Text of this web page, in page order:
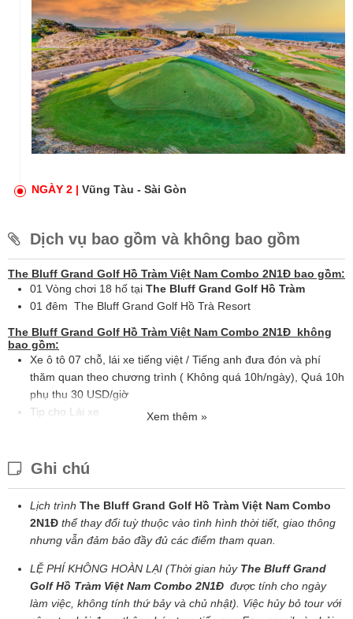
NGÀY 2 | Vũng Tàu - Sài Gòn
Dịch vụ bao gồm và không bao gồm
The Bluff Grand Golf Hồ Tràm Việt Nam Combo 2N1Đ bao gồm:
01 Vòng chơi 18 hố tại The Bluff Grand Golf Hồ Tràm
01 đêm The Bluff Grand Golf Hồ Trà Resort
The Bluff Grand Golf Hồ Tràm Việt Nam Combo 2N1Đ không
bao gồm:
Xe ô tô 07 chỗ, lái xe tiếng việt / Tiếng anh đưa đón và phí
thăm quan theo chương trình ( Không quá 10h/ngày), Quá 10h
phụ thu 30 USD/giờ
Tip cho Lái xe
Xem thêm »
Ghi chú
Lịch trình The Bluff Grand Golf Hồ Tràm Việt Nam Combo
2N1Đ thể thay đổi tuỳ thuộc vào tình hình thời tiết, giao thông
nhưng vẫn đảm bảo đầy đủ các điểm tham quan.
LỆ PHÍ KHÔNG HOÀN LẠI (Thời gian hủy The Bluff Grand
Golf Hồ Tràm Việt Nam Combo 2N1Đ được tính cho ngày
làm việc, không tính thứ bảy và chủ nhật). Việc hủy bỏ tour với